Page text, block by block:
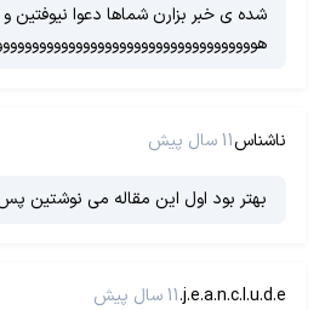
شده ی خبر بزارن شماها دعوا
ناشناس11 سال پیش
بهتر بود اول این مقاله می نوشتین
j.e.a.n.c.l.u.d.e. 11 سال پیش